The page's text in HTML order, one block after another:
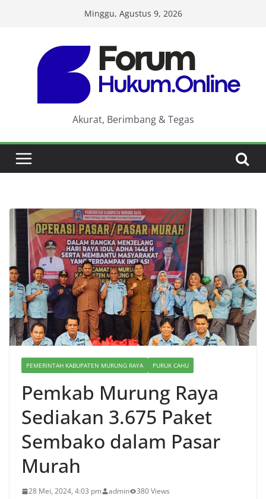
Minggu, Agustus 9, 2026
Akurat, Berimbang & Tegas
PEMERINTAH KABUPATEN MURUNG RAYA PURUK CAHU
Pemkab Murung Raya
Sediakan 3.675 Paket
Sembako dalam Pasar
Murah
28 Mei, 2024, 4:03 pm admin
380 Views